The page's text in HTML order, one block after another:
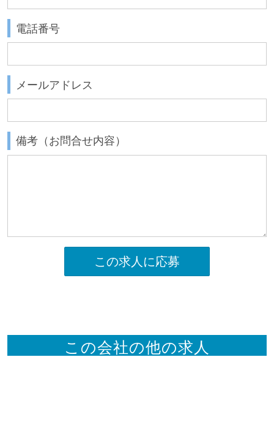
電話番号
メールアドレス
備考（お問合せ内容）
この求人に応募
この会社の他の求人